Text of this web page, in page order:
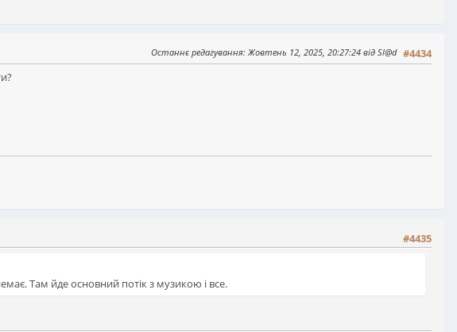
#4434
Останнє редагування: Жовтень 12, 2025, 20:27:24 від Sl@d
#4435
Там йде основний потік з музикою і все.